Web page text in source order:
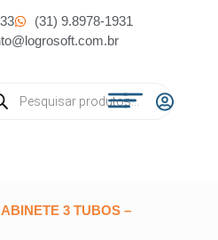
(31) 9.8978-1931
3 TUBOS –